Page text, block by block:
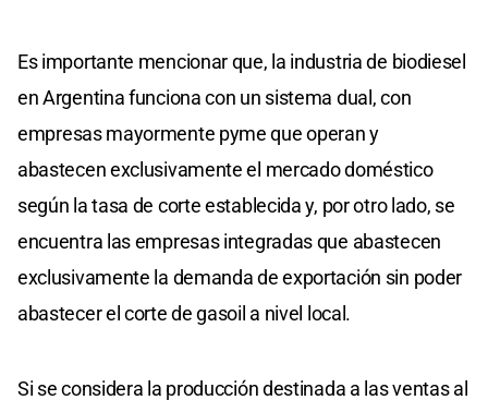
Es importante mencionar que, la industria de biodiesel
en Argentina funciona con un sistema dual, con
empresas mayormente pyme que operan y
abastecen exclusivamente el mercado doméstico
según la tasa de corte establecida y, por otro lado, se
encuentra las empresas integradas que abastecen
exclusivamente la demanda de exportación sin poder
abastecer el corte de gasoil a nivel local.
Si se considera la producción destinada a las ventas al